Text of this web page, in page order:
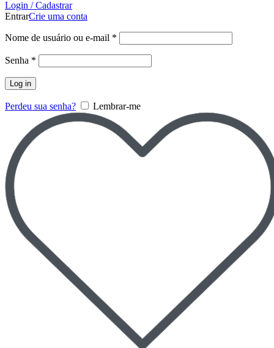
Login / Cadastrar
EntrarCrie uma conta
Nome de usuário ou e-mail *
Senha *
Log in
Perdeu sua senha? Lembrar-me